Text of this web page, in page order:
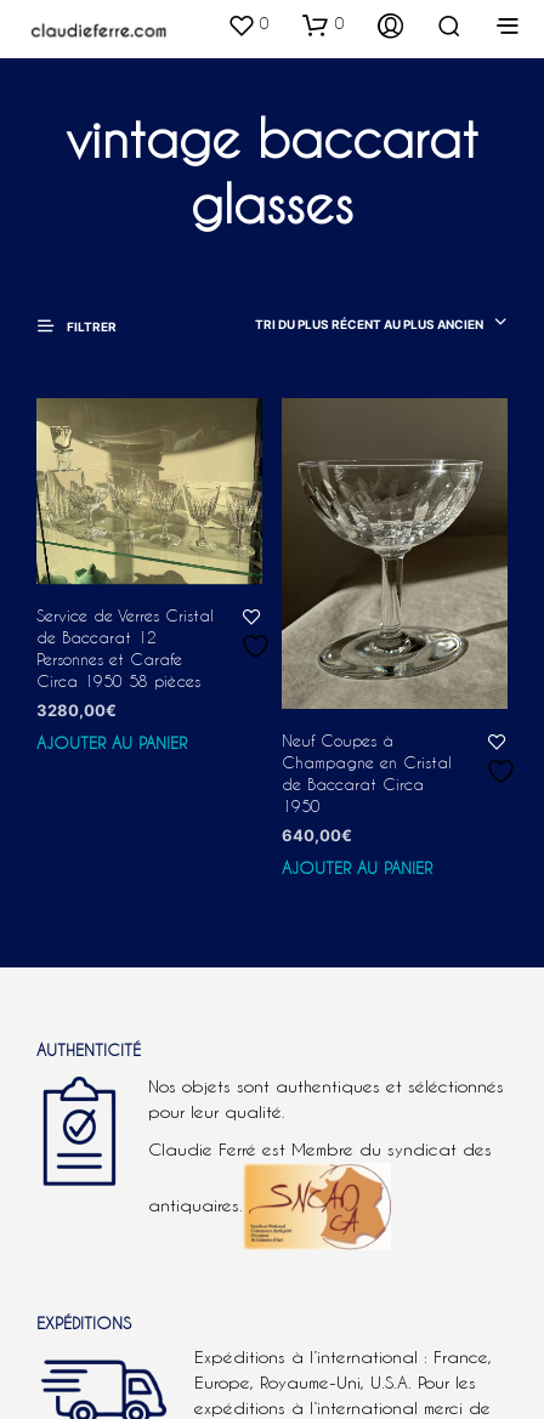
0 0
vintage baccarat
glasses
FILTRER TRI DU PLUS RÉCENT AU PLUS ANCIEN
Service de Verres Cristal
de Baccarat 12
Personnes et Carafe
Circa 1950 58 pièces
3280,00€
AJOUTER AU PANIER
Neuf Coupes à
Champagne en Cristal
de Baccarat Circa
1950
640,00€
AJOUTER AU PANIER
AUTHENTICITÉ
Nos objets sont authentiques et séléctionnés
pour leur qualité.
Claudie Ferré est Membre du syndicat des
antiquaires.
EXPÉDITIONS
Expéditions à l’international : France,
Europe, Royaume-Uni, U.S.A. Pour les
expéditions à l’international merci de